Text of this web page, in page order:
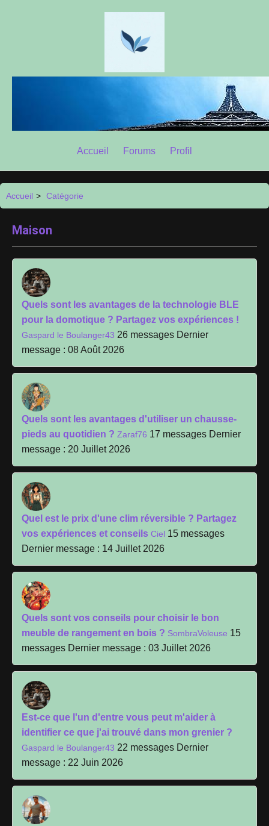
Accueil Forums Profil
Accueil > Catégorie
Maison
Quels sont les avantages de la technologie BLE
pour la domotique ? Partagez vos expériences !
Gaspard le Boulanger43 26 messages Dernier
message : 08 Août 2026
Quels sont les avantages d'utiliser un chausse-
pieds au quotidien ? Zaraf76 17 messages Dernier
message : 20 Juillet 2026
Quel est le prix d'une clim réversible ? Partagez
vos expériences et conseils Ciel 15 messages
Dernier message : 14 Juillet 2026
Quels sont vos conseils pour choisir le bon
meuble de rangement en bois ? SombraVoleuse 15
messages Dernier message : 03 Juillet 2026
Est-ce que l'un d'entre vous peut m'aider à
identifier ce que j'ai trouvé dans mon grenier ?
Gaspard le Boulanger43 22 messages Dernier
message : 22 Juin 2026